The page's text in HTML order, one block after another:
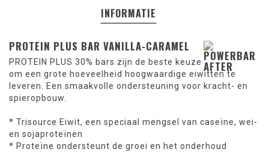
INFORMATIE
PROTEIN PLUS BAR VANILLA-CARAMEL
PROTEIN PLUS 30% bars zijn de beste keuze
om een grote hoeveelheid hoogwaardige eiwittente
leveren. Een smaakvolle ondersteuning voor kracht- en
spieropbouw.
* Trisource Eiwit, een speciaal mengsel van caseïne, wei-
en sojaproteïnen
* Proteïne ondersteunt de groei en het onderhoud